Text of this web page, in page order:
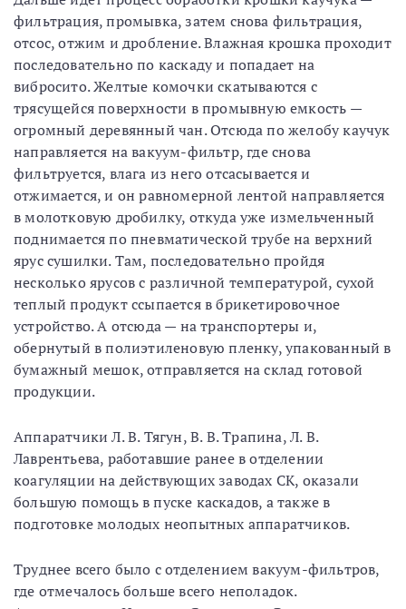
фильтрация, промывка, затем снова фильтрация,
отсос, отжим и дробление. Влажная крошка проходит
последовательно по каскаду и попадает на
вибросито. Желтые комочки скатываются с
трясущейся поверхности в промывную емкость —
огромный деревянный чан. Отсюда по желобу каучук
направляется на вакуум-фильтр, где снова
фильтруется, влага из него отсасывается и
отжимается, и он равномерной лентой направляется
в молотковую дробилку, откуда уже измельченный
поднимается по пневматической трубе на верхний
ярус сушилки. Там, последовательно пройдя
несколько ярусов с различной температурой, сухой
теплый продукт ссыпается в брикетировочное
устройство. А отсюда — на транспортеры и,
обернутый в полиэтиленовую пленку, упакованный в
бумажный мешок, отправляется на склад готовой
продукции.
Аппаратчики Л. В. Тягун, В. В. Трапина, Л. В.
Лаврентьева, работавшие ранее в отделении
коагуляции на действующих заводах СК, оказали
большую помощь в пуске каскадов, а также в
подготовке молодых неопытных аппаратчиков.
Труднее всего было с отделением вакуум-фильтров,
где отмечалось больше всего неполадок.